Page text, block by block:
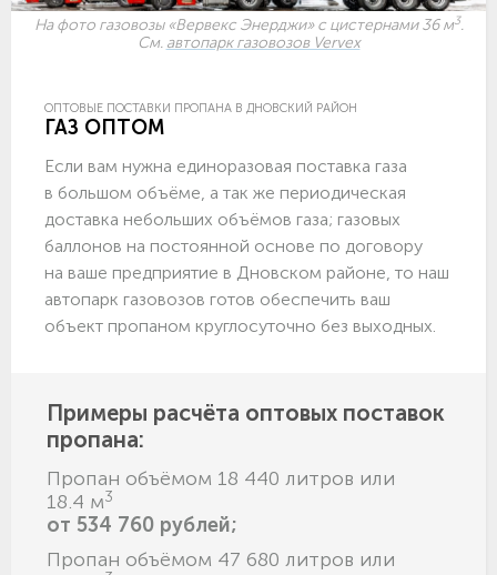
На фото газовозы «Вервекс Энерджи» с цистернами 36 м3.
См. автопарк газовозов Vervex
ОПТОВЫЕ ПОСТАВКИ ПРОПАНА В ДНОВСКИЙ РАЙОН
ГАЗ ОПТОМ
Если вам нужна единоразовая поставка газа
в большом объёме, а так же периодическая
доставка небольших объёмов газа; газовых
баллонов на постоянной основе по договору
на ваше предприятие в Дновском районе, то наш
автопарк газовозов готов обеспечить ваш
объект пропаном круглосуточно без выходных.
Примеры расчёта оптовых поставок
пропана:
Пропан объёмом 18 440 литров или
18.4 м3
от 534 760 рублей;
Пропан объёмом 47 680 литров или